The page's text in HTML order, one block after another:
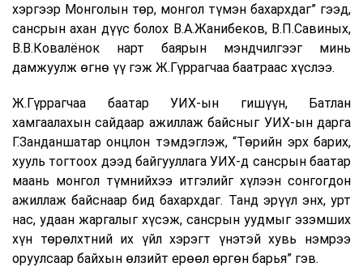
хэргээр Монголын төр, монгол түмэн бахархдаг” гээд,
сансрын ахан дүүс болох В.А.Жанибеков, В.П.Савиных,
В.В.Ковалёнок нарт баярын мэндчилгээг минь
дамжуулж өгнө үү гэж Ж.Гүррагчаа баатраас хүслээ.
Ж.Гүррагчаа баатар УИХ-ын гишүүн, Батлан
хамгаалахын сайдаар ажиллаж байсныг УИХ-ын дарга
Г.Занданшатар онцлон тэмдэглэж, “Төрийн эрх барих,
хууль тогтоох дээд байгууллага УИХ-д сансрын баатар
маань монгол түмнийхээ итгэлийг хүлээн сонгогдон
ажиллаж байснаар бид бахархдаг. Танд эрүүл энх, урт
нас, удаан жаргалыг хүсэж, сансрын уудмыг эзэмших
хүн төрөлхтний их үйл хэрэгт үнэтэй хувь нэмрээ
оруулсаар байхын өлзийт ерөөл өргөн барья” гэв.